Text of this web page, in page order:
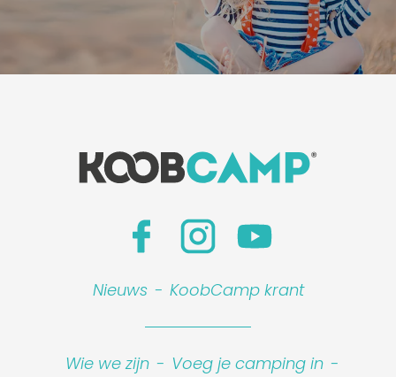
Nieuws - KoobCamp krant
Wie we zijn - Voeg je camping in -